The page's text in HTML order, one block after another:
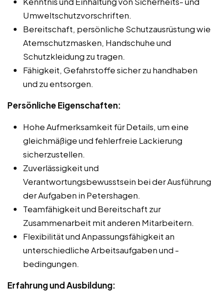
Umweltschutzvorschriften.
Bereitschaft, persönliche Schutzausrüstung wie
Atemschutzmasken, Handschuhe und
Schutzkleidung zu tragen.
Fähigkeit, Gefahrstoffe sicher zu handhaben
und zu entsorgen.
Persönliche Eigenschaften:
Hohe Aufmerksamkeit für Details, um eine
gleichmäßige und fehlerfreie Lackierung
sicherzustellen.
Zuverlässigkeit und
Verantwortungsbewusstsein bei der Ausführung
der Aufgaben in Petershagen.
Teamfähigkeit und Bereitschaft zur
Zusammenarbeit mit anderen Mitarbeitern.
Flexibilität und Anpassungsfähigkeit an
unterschiedliche Arbeitsaufgaben und -
bedingungen.
Erfahrung und Ausbildung: